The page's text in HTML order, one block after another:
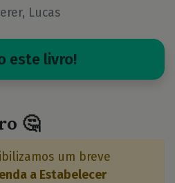
Lucas
este livro!
🤔
um breve
a Estabelecer